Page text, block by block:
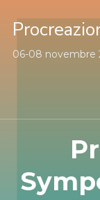
06-08 novembre